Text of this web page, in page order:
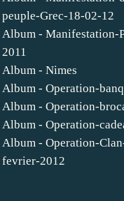
peuple-Grec-18-02-12
Album - Manifestation-
2011
Album - Nimes
Album - Operation-
Album - Operation-
Album - Operation-
Album - Operation-
fevrier-2012